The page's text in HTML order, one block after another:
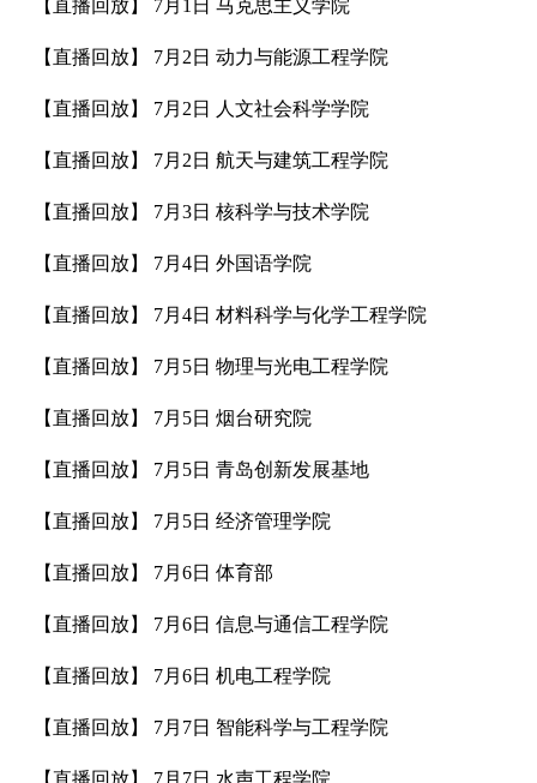
【直播回放】 7月1日 马克思主义学院
【直播回放】 7月2日 动力与能源工程学院
【直播回放】 7月2日 人文社会科学学院
【直播回放】 7月2日 航天与建筑工程学院
【直播回放】 7月3日 核科学与技术学院
【直播回放】 7月4日 外国语学院
【直播回放】 7月4日 材料科学与化学工程学院
【直播回放】 7月5日 物理与光电工程学院
【直播回放】 7月5日 烟台研究院
【直播回放】 7月5日 青岛创新发展基地
【直播回放】 7月5日 经济管理学院
【直播回放】 7月6日 体育部
【直播回放】 7月6日 信息与通信工程学院
【直播回放】 7月6日 机电工程学院
【直播回放】 7月7日 智能科学与工程学院
【直播回放】 7月7日 水声工程学院